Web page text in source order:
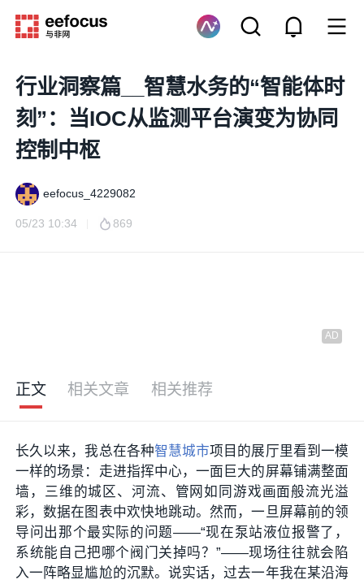
行业洞察篇__智慧水务的“智能体时
刻”：当IOC从监测平台演变为协同
控制中枢
eefocus_4229082
05/23 10:34 869
正文 相关文章 相关推荐
长久以来，我总在各种智慧城市项目的展厅里看到一模
一样的场景：走进指挥中心，一面巨大的屏幕铺满整面
墙，三维的城区、河流、管网如同游戏画面般流光溢
彩，数据在图表中欢快地跳动。然而，一旦屏幕前的领
导问出那个最实际的问题——“现在泵站液位报警了，
系统能自己把哪个阀门关掉吗？”——现场往往就会陷
入一阵略显尴尬的沉默。说实话，过去一年我在某沿海